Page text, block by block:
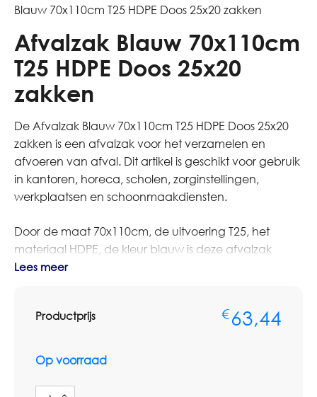
Blauw 70x110cm T25 HDPE Doos 25x20 zakken
Afvalzak Blauw 70x110cm
T25 HDPE Doos 25x20
zakken
De Afvalzak Blauw 70x110cm T25 HDPE Doos 25x20
zakken is een afvalzak voor het verzamelen en
afvoeren van afval. Dit artikel is geschikt voor gebruik
in kantoren, horeca, scholen, zorginstellingen,
werkplaatsen en schoonmaakdiensten.
Door de maat 70x110cm, de uitvoering T25, het
materiaal HDPE, de kleur blauw is deze afvalzak
praktisch inzetbaar voor dagelijkse afvalinzameling
verwerking van afval of verbruiksmateriaal.
Let bij afvalzakken altijd op de juiste maat, kleur, dikte
en materiaalsoort. Voor licht afval volstaat vaak een
dunnere zak, terwijl zwaarder of scherper afval
Lees meer
Productprijs €63,44
Op voorraad